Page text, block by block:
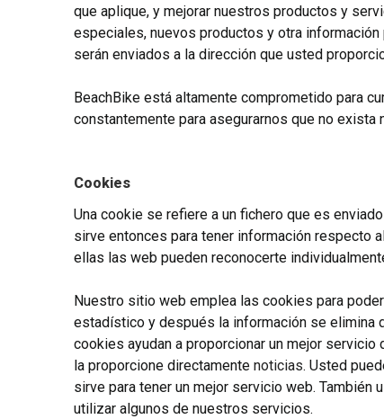
que aplique, y mejorar nuestros productos y
especiales, nuevos productos y otra
serán enviados a la dirección que usted
BeachBike está altamente comprometido para
constantemente para asegurarnos que no exista
Cookies
Una cookie se refiere a un fichero que es
sirve entonces para tener información respecto
ellas las web pueden reconocerte
Nuestro sitio web emplea las cookies para
estadístico y después la información se elimina
cookies ayudan a proporcionar un mejor
la proporcione directamente noticias. Usted
sirve para tener un mejor servicio web.
utilizar algunos de nuestros servicios.